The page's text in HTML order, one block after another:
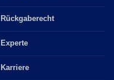
Rückgaberecht
Experte
Karriere